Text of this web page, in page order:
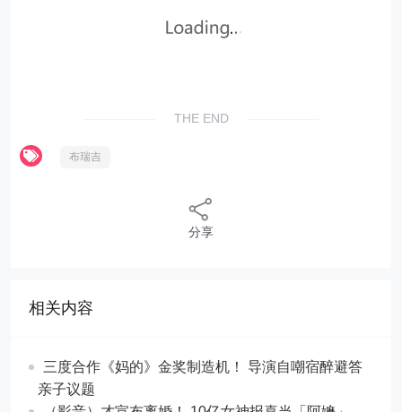
THE END
布瑞吉
分享
相关内容
三度合作《妈的》金奖制造机！ 导演自嘲宿醉避答
亲子议题